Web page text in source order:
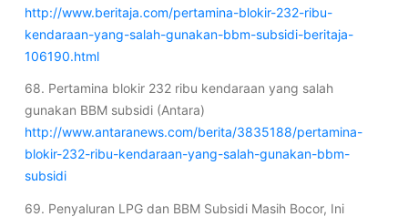
http://www.beritaja.com/pertamina-blokir-232-ribu-
kendaraan-yang-salah-gunakan-bbm-subsidi-beritaja-
106190.html
68. Pertamina blokir 232 ribu kendaraan yang salah
gunakan BBM subsidi (Antara)
http://www.antaranews.com/berita/3835188/pertamina-
blokir-232-ribu-kendaraan-yang-salah-gunakan-bbm-
subsidi
69. Penyaluran LPG dan BBM Subsidi Masih Bocor, Ini